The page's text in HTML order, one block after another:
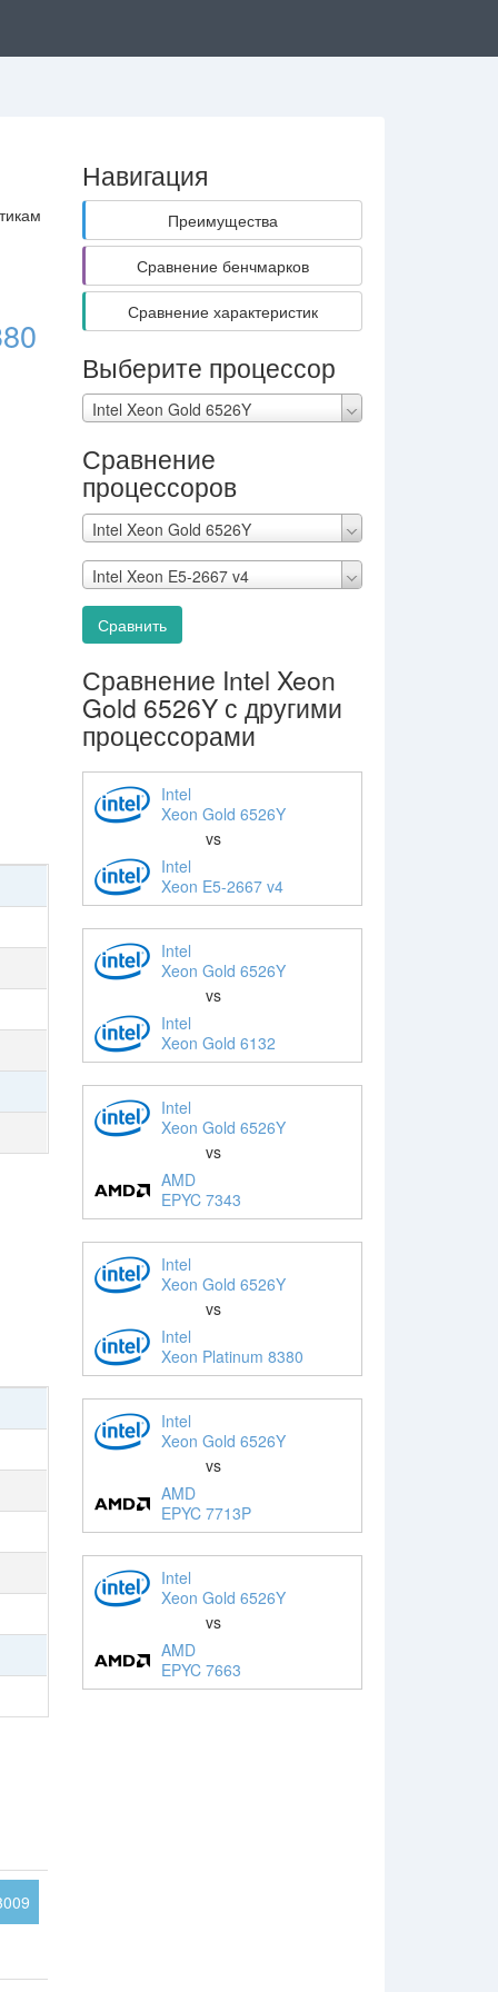
Навигация
Преимущества
Сравнение бенчмарков
Сравнение характеристик
Выберите процессор
Intel Xeon Gold 6526Y
Сравнение
процессоров
Intel Xeon Gold 6526Y
Intel Xeon E5-2667 v4
Сравнить
Сравнение Intel Xeon
Gold 6526Y с другими
процессорами
Intel
Xeon Gold 6526Y
vs
Intel
Xeon E5-2667 v4
Intel
Xeon Gold 6526Y
vs
Intel
Xeon Gold 6132
Intel
Xeon Gold 6526Y
vs
AMD
EPYC 7343
Intel
Xeon Gold 6526Y
vs
Intel
Xeon Platinum 8380
Intel
Xeon Gold 6526Y
vs
AMD
EPYC 7713P
Intel
Xeon Gold 6526Y
vs
AMD
EPYC 7663